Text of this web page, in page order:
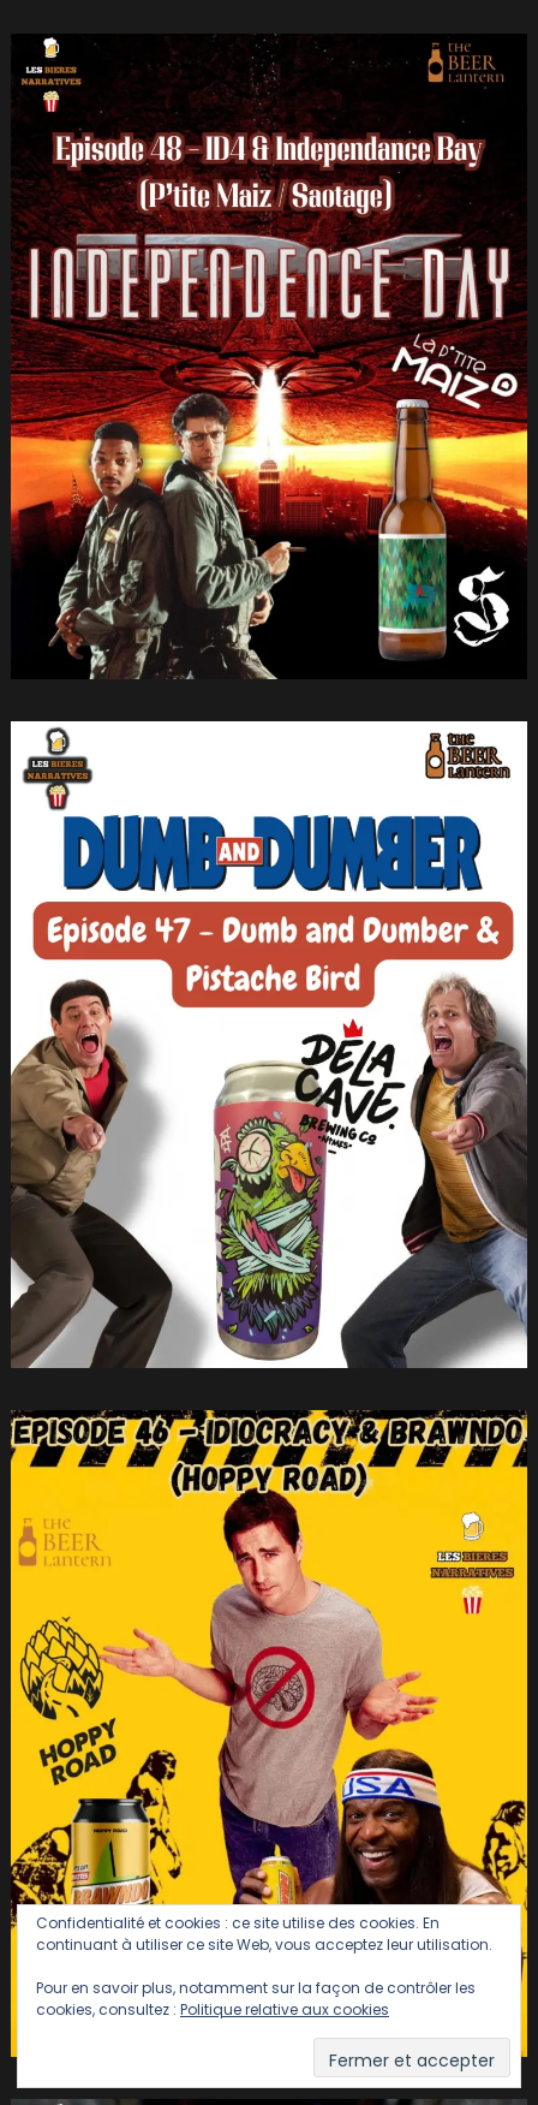
Confidentialité et cookies : ce site utilise des cookies. En
continuant à utiliser ce site Web, vous acceptez leur utilisation.
Pour en savoir plus, notamment sur la façon de contrôler les
cookies, consultez : Politique relative aux cookies